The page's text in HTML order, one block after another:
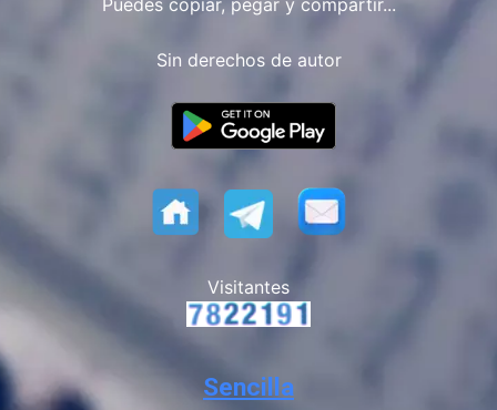
Sin derechos de autor
Visitantes
Sencilla